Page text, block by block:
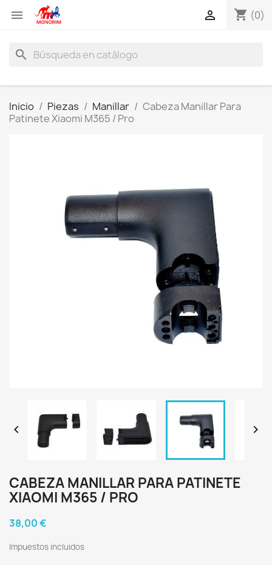
 shopping_cart (0)

search
Inicio Piezas Manillar
Cabeza Manillar Para
Patinete Xiaomi M365 / Pro
 
CABEZA MANILLAR PARA PATINETE
XIAOMI M365 / PRO
38,00 €
Impuestos incluidos